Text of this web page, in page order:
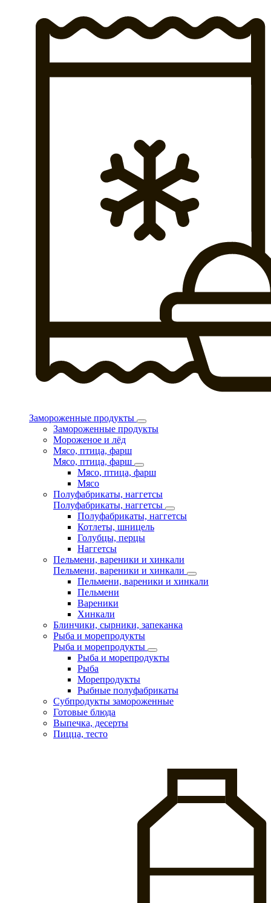
Замороженные продукты
Замороженные продукты
Мороженое и лёд
Мясо, птица, фарш
Мясо, птица, фарш
Мясо, птица, фарш
Мясо
Полуфабрикаты, наггетсы
Полуфабрикаты, наггетсы
Полуфабрикаты, наггетсы
Котлеты, шницель
Голубцы, перцы
Наггетсы
Пельмени, вареники и хинкали
Пельмени, вареники и хинкали
Пельмени, вареники и хинкали
Пельмени
Вареники
Хинкали
Блинчики, сырники, запеканка
Рыба и морепродукты
Рыба и морепродукты
Рыба и морепродукты
Рыба
Морепродукты
Рыбные полуфабрикаты
Субпродукты замороженные
Готовые блюда
Выпечка, десерты
Пицца, тесто